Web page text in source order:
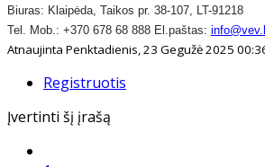
Biuras: Klaipėda, Taikos pr. 38-107, LT-91218
​Tel. Mob.: +370 678 68 888 El.paštas:
Atnaujinta Penktadienis, 23 Gegužė 2025
Registruotis
Įvertinti šį įrašą